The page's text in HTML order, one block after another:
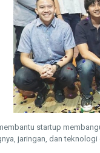
startup
jaringan, dan teknologi